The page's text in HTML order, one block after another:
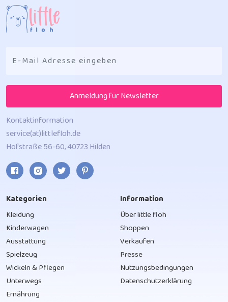
Anmeldung für Newsletter
Kontaktinformation
service(at)littlefloh.de
Hofstraße 56-60, 40723 Hilden
Kategorien
Kleidung
Kinderwagen
Ausstattung
Spielzeug
Wickeln & Pflegen
Unterwegs
Ernährung
Information
Über little floh
Shoppen
Verkaufen
Presse
Nutzungsbedingungen
Datenschutzerklärung